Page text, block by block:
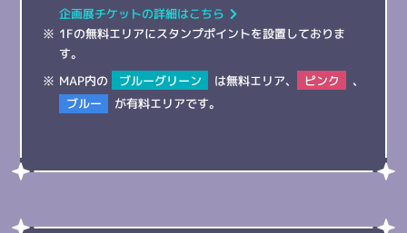
企画展チケットの詳細はこちら
1Fの無料エリアにスタンプポイントを設置しておりま
す。
MAP内の
ブルーグリーン は無料エリア、 ピンク
、
ブルー
が有料エリアです。